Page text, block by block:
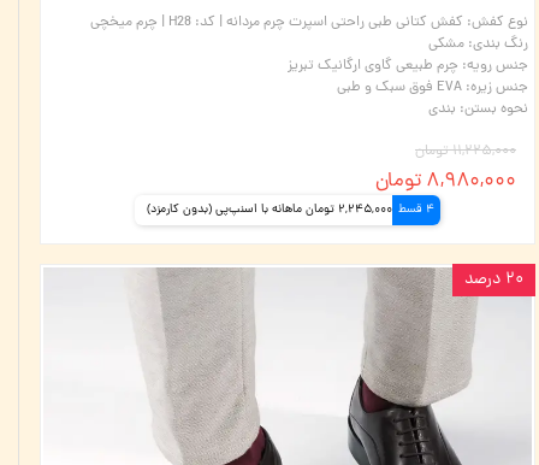
نوع کفش: کفش کتانی طبی راحتی اسپرت چرم مردانه | کد: H28 | چرم میخچی
رنگ بندی: مشکی
جنس رویه: چرم طبیعی گاوی ارگانیک تبریز
جنس زیره: EVA فوق سبک و طبی
نحوه بستن: بندی
۱۱,۲۲۵,۰۰۰ تومان
۸,۹۸۰,۰۰۰ تومان
4 قسط 2,245,000 تومان ماهانه با اسنپ‌پی (بدون کارمزد)
۲۰ درصد